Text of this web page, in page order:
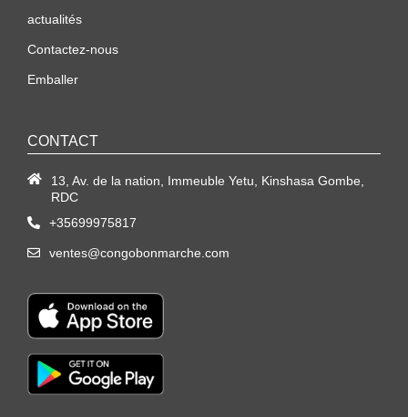
actualités
Contactez-nous
Emballer
CONTACT
13, Av. de la nation, Immeuble Yetu, Kinshasa Gombe,
RDC
+35699975817
ventes@congobonmarche.com